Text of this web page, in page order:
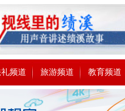
频道 旅游频道 教育频道